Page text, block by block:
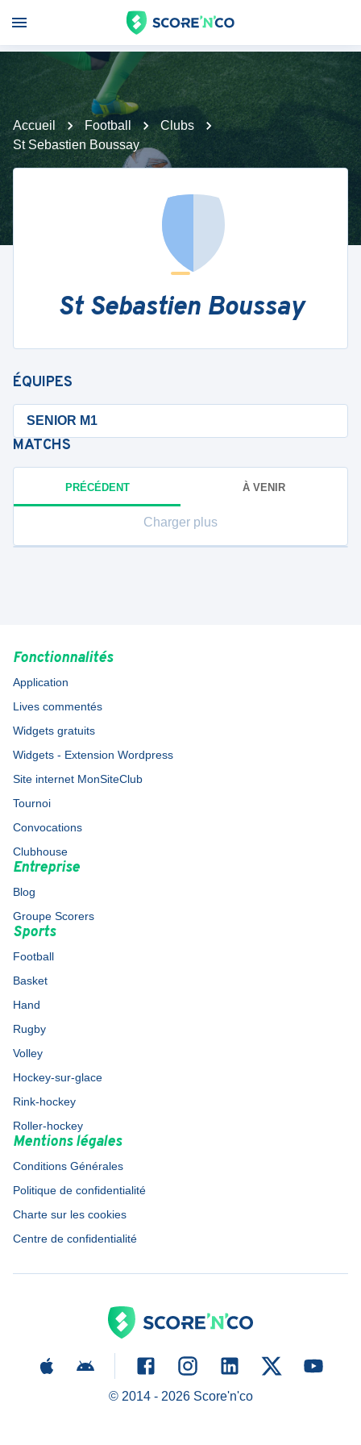
Accueil Football
Clubs
St Sebastien Boussay
St Sebastien Boussay
ÉQUIPES
SENIOR M1
MATCHS
PRÉCÉDENT À VENIR
Charger plus
Fonctionnalités
Application
Lives commentés
Widgets gratuits
Widgets - Extension Wordpress
Site internet MonSiteClub
Tournoi
Convocations
Clubhouse
Entreprise
Blog
Groupe Scorers
Sports
Football
Basket
Hand
Rugby
Volley
Hockey-sur-glace
Rink-hockey
Roller-hockey
Mentions légales
Conditions Générales
Politique de confidentialité
Charte sur les cookies
Centre de confidentialité
© 2014 - 2026Score'n'co